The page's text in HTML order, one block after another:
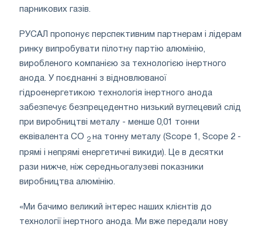
парникових газів.
РУСАЛ пропонує перспективним партнерам і лідерам
ринку випробувати пілотну партію алюмінію,
виробленого компанією за технологією інертного
анода. У поєднанні з відновлюваної
гідроенергетикою технологія інертного анода
забезпечує безпрецедентно низький вуглецевий слід
при виробництві металу - менше 0,01 тонни
еквівалента CO 2 на тонну металу (Scope 1, Scope 2 -
прямі і непрямі енергетичні викиди). Це в десятки
рази нижче, ніж середньогалузеві показники
виробництва алюмінію.
«Ми бачимо великий інтерес наших клієнтів до
технології інертного анода. Ми вже передали нову